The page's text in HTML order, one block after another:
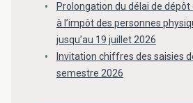
Prolongation du délai de
à l’impôt des personnes
jusqu’au 19 juillet 2026
Invitation chiffres des saisies
semestre 2026